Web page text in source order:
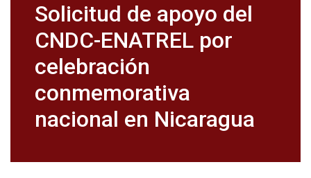
Solicitud de apoyo del
CNDC-ENATREL por
celebración
conmemorativa
nacional en Nicaragua